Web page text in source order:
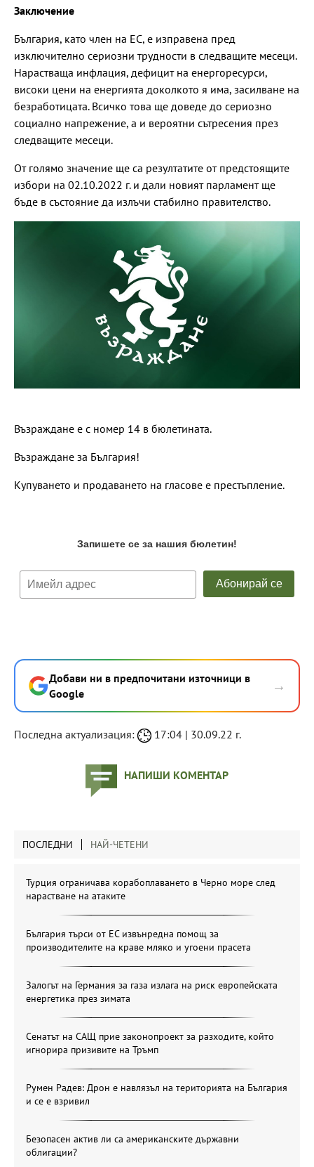
Заключение
България, като член на ЕС, е изправена пред
изключително сериозни трудности в следващите месеци.
Нарастваща инфлация, дефицит на енергоресурси,
високи цени на енергията доколкото я има, засилване на
безработицата. Всичко това ще доведе до сериозно
социално напрежение, а и вероятни сътресения през
следващите месеци.
От голямо значение ще са резултатите от предстоящите
избори на 02.10.2022 г. и дали новият парламент ще
бъде в състояние да излъчи стабилно правителство.
Възраждане е с номер 14 в бюлетината.
Възраждане за България!
Купуването и продаването на гласове е престъпление.
Добави ни в предпочитани източници в
Google
→
Последна актуализация: 17:04 | 30.09.22 г.
НАПИШИ КОМЕНТАР
ПОСЛЕДНИ НАЙ-ЧЕТЕНИ
Турция ограничава корабоплаването в Черно море след
нарастване на атаките
България търси от ЕС извънредна помощ за
производителите на краве мляко и угоени прасета
Залогът на Германия за газа излага на риск европейската
енергетика през зимата
Сенатът на САЩ прие законопроект за разходите, който
игнорира призивите на Тръмп
Румен Радев: Дрон е навлязъл на територията на България
и се е взривил
Безопасен актив ли са американските държавни
облигации?